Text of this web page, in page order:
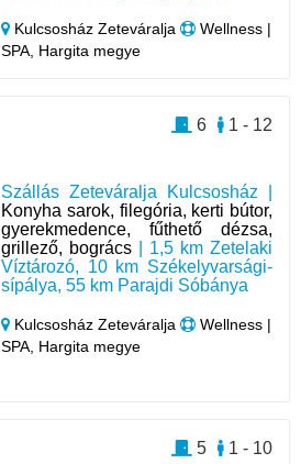
Kulcsosház Zeteváralja
Wellness |
SPA, Hargita megye
Szállás Zeteváralja Kulcsosház |
Konyha sarok, filegória, kerti bútor,
gyerekmedence, fűthető dézsa,
grillező, bogrács | 1,5 km Zetelaki
Víztározó, 10 km Székelyvarsági-
sípálya, 55 km Parajdi Sóbánya
Kulcsosház Zeteváralja
Wellness |
SPA, Hargita megye
1 - 12
6
1 - 10
5